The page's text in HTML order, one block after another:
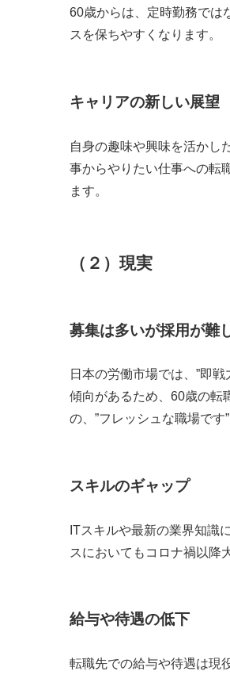
60歳からは、定時勤務では
スを保ちやすくなります。
キャリアの新しい展望
自身の趣味や興味を活かし
事からやりたい仕事への転
ます。
（２）現実
募集は多いが採用が難
日本の労働市場では、”即
傾向があるため、60歳の転
の、”フレッシュな職場です
スキルのギャップ
ITスキルや最新の業界知識
スにおいてもコロナ禍以降
給与や待遇の低下
転職先での給与や待遇は現